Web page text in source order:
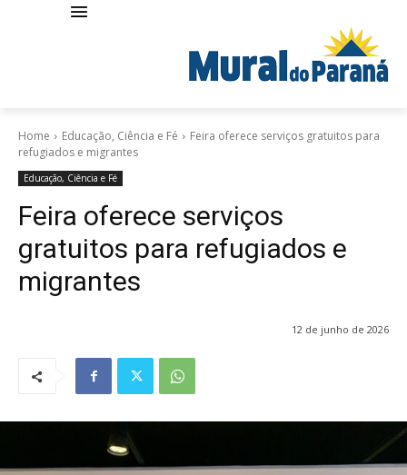
Home Educação, Ciência e Fé
Feira oferece serviços gratuitos para
refugiados e migrantes
Educação, Ciência e Fé
Feira oferece serviços
gratuitos para refugiados e
migrantes
12 de junho de 2026